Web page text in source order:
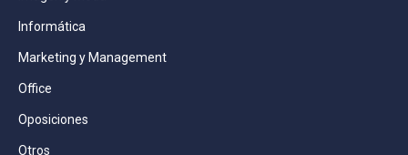
Informática
Marketing y Management
Office
Oposiciones
Otros